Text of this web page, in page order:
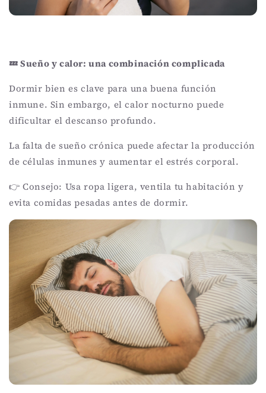
💤 Sueño y calor: una combinación complicada
Dormir bien es clave para una buena función
inmune. Sin embargo, el calor nocturno puede
dificultar el descanso profundo.
La falta de sueño crónica puede afectar la producción
de células inmunes y aumentar el estrés corporal.
👉 Consejo: Usa ropa ligera, ventila tu habitación y
evita comidas pesadas antes de dormir.